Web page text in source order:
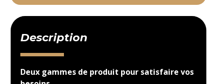
Description
Deux gammes de produit pour satisfaire vos